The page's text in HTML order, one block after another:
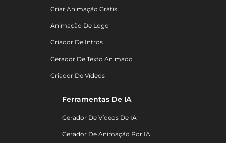
Criar Animação Grátis
Animação De Logo
Criador De Intros
Gerador De Texto Animado
Criador De Vídeos
Ferramentas De IA
Gerador De Vídeos De IA
Gerador De Animação Por IA